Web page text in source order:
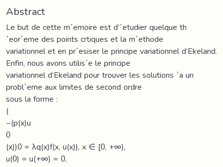
Abstract
Le but de cette m´emoire est d’´etudier quelque th
´eor`eme des points crtiques et la m´ethode
variationnel et en pr´esiser le principe variationnel d’Ekeland.
Enfin, nous avons utilis´e le principe
variationnel d’Ekeland pour trouver les solutions `a un
probl`eme aux limites de second ordre
sous la forme :
(
−(p(x)u
0
(x))0 = λq(x)f(x, u(x)), x ∈ [0, +∞),
u(0) = u(+∞) = 0,